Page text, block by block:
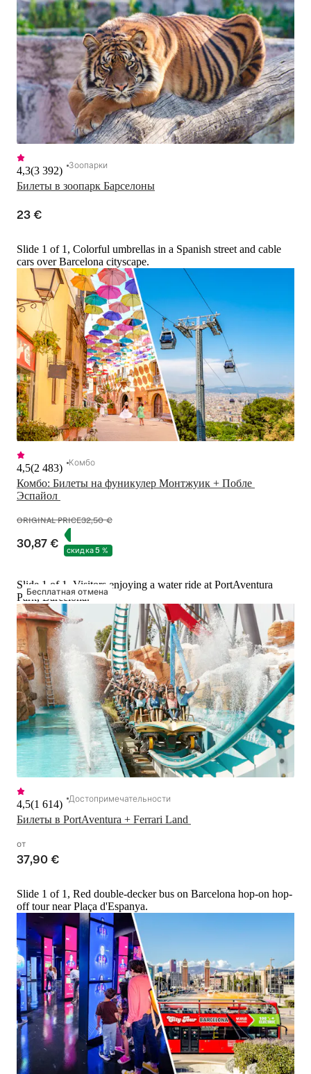
Билеты в зоопарк Барселоны
4,3(3 392) Зоопарки
23 €
Slide 1 of 1, Colorful umbrellas in a Spanish street and cable
cars over Barcelona cityscape.
Комбо: Билеты на фуникулер Монтжуик + Побле
4,5(2 483) Комбо
ORIGINAL PRICE32,50 €
30,87 € скидка 5 %
Бесплатная отмена
Slide 1 of 1, Visitors enjoying a water ride at PortAventura
Park, Barcelona.
4,5(1 614) Достопримечательности
от
37,90 €
Slide 1 of 1, Red double-decker bus on Barcelona hop-on hop-
off tour near Plaça d'Espanya.